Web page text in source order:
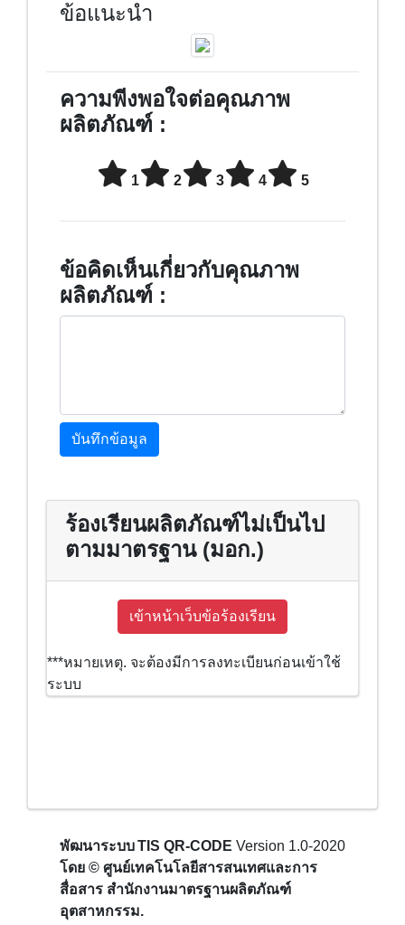
ข้อแนะนำ
ความพีงพอใจต่อคุณภาพ
ผลิตภัณฑ์ :
5
4
3
2
1
ข้อคิดเห็นเกี่ยวกับคุณภาพ
ผลิตภัณฑ์ :
บันทึกข้อมูล
ร้องเรียนผลิตภัณฑ์ไม่เป็นไป
ตามมาตรฐาน (มอก.)
***หมายเหตุ. จะต้องมีการลงทะเบียนก่อนเข้าใช้
ระบบ
TIS QR-CODE Version 1.0-2020
พัฒนาระบบ
โดย © ศูนย์เทคโนโลยีสารสนเทศและการ
สื่อสาร สำนักงานมาตรฐานผลิตภัณฑ์
อุตสาหกรรม.